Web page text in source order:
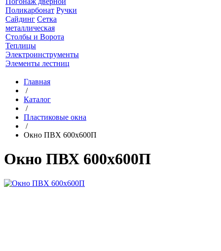
Поликарбонат Ручки
Сайдинг Сетка
металлическая
Столбы и Ворота
Теплицы
Электроинструменты
Элементы лестниц
Главная
/
Каталог
/
Пластиковые окна
/
Окно ПВХ 600х600П
Окно ПВХ 600х600П